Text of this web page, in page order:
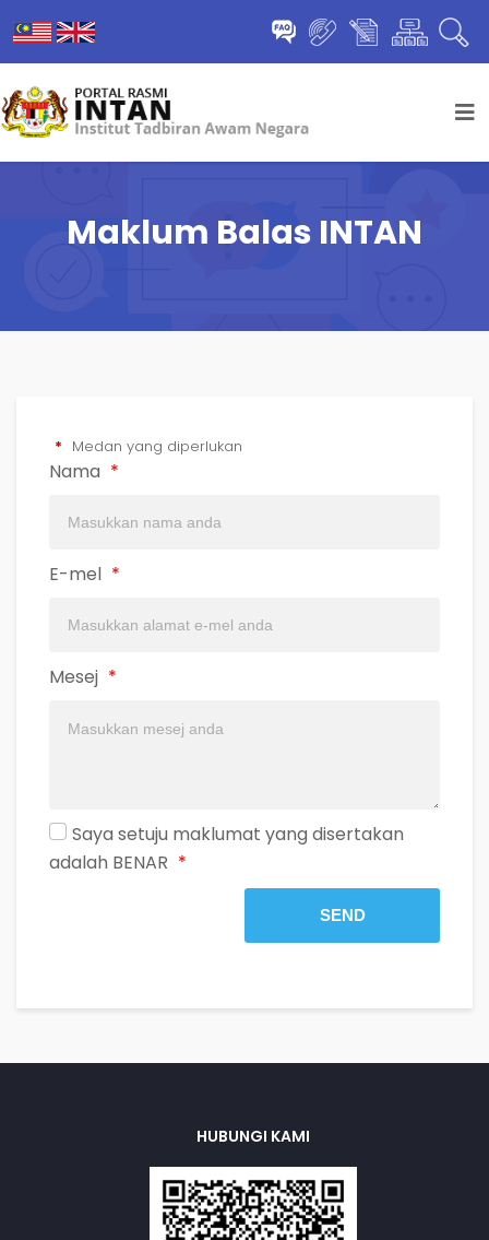
Maklum Balas INTAN
* Medan yang diperlukan
Nama *
E-mel *
Mesej *
Terms and conditions
Saya setuju maklumat yang disertakan
adalah BENAR *
SEND
HUBUNGI KAMI